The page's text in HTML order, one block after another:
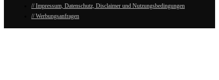
// Impressum, Datenschutz, Disclaimer und Nutzungsbedingungen
// Werbungsanfragen